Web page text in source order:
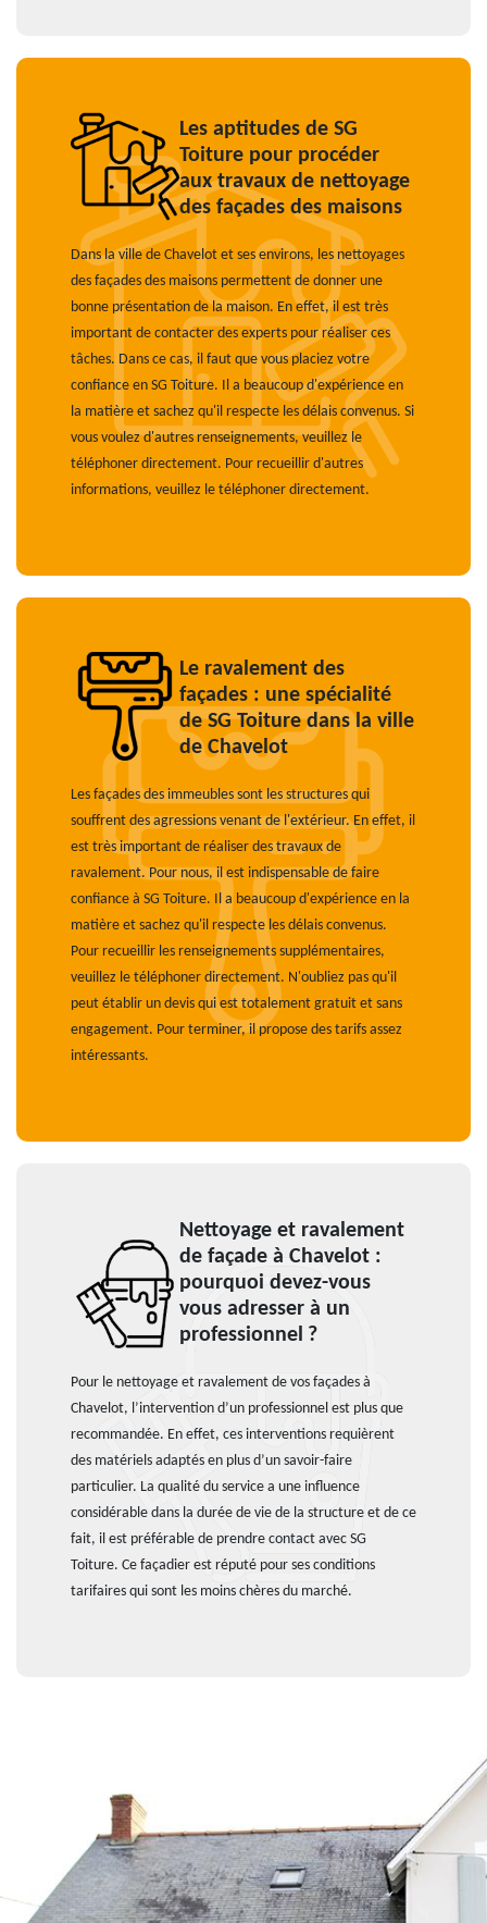
Les aptitudes de SG
Toiture pour procéder
aux travaux de nettoyage
des façades des maisons
Dans la ville de Chavelot et ses environs, les nettoyages
des façades des maisons permettent de donner une
bonne présentation de la maison. En effet, il est très
important de contacter des experts pour réaliser ces
tâches. Dans ce cas, il faut que vous placiez votre
confiance en SG Toiture. Il a beaucoup d'expérience en
la matière et sachez qu'il respecte les délais convenus. Si
vous voulez d'autres renseignements, veuillez le
téléphoner directement. Pour recueillir d'autres
informations, veuillez le téléphoner directement.
Le ravalement des
façades : une spécialité
de SG Toiture dans la ville
de Chavelot
Les façades des immeubles sont les structures qui
souffrent des agressions venant de l'extérieur. En effet, il
est très important de réaliser des travaux de
ravalement. Pour nous, il est indispensable de faire
confiance à SG Toiture. Il a beaucoup d'expérience en la
matière et sachez qu'il respecte les délais convenus.
Pour recueillir les renseignements supplémentaires,
veuillez le téléphoner directement. N'oubliez pas qu'il
peut établir un devis qui est totalement gratuit et sans
engagement. Pour terminer, il propose des tarifs assez
intéressants.
Nettoyage et ravalement
de façade à Chavelot :
pourquoi devez-vous
vous adresser à un
professionnel ?
Pour le nettoyage et ravalement de vos façades à
Chavelot, l’intervention d’un professionnel est plus que
recommandée. En effet, ces interventions requièrent
des matériels adaptés en plus d’un savoir-faire
particulier. La qualité du service a une influence
considérable dans la durée de vie de la structure et de ce
fait, il est préférable de prendre contact avec SG
Toiture. Ce façadier est réputé pour ses conditions
tarifaires qui sont les moins chères du marché.